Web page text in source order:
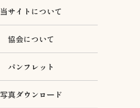
当サイトについて
協会について
パンフレット
写真ダウンロード